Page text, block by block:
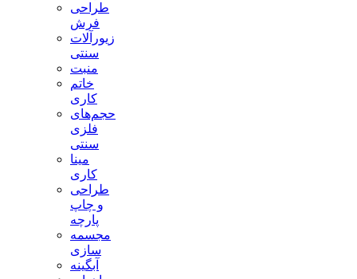
طراحی
فرش
زیورآلات
سنتی
منبت
خاتم
کاری
حجم‌های
فلزی
سنتی
مینا
کاری
طراحی
و چاپ
پارچه
مجسمه
سازی
آبگینه